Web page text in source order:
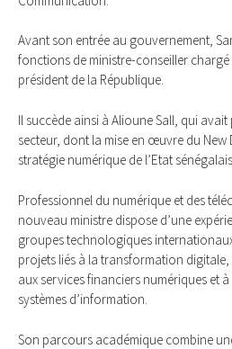
Avant son entrée au gouvernement,
fonctions de ministre-conseiller
président de la République.
Il succède ainsi à Alioune Sall, qui
secteur, dont la mise en œuvre du
stratégie numérique de l’Etat
Professionnel du numérique et des
nouveau ministre dispose d’une
groupes technologiques
projets liés à la transformation
aux services financiers numériques et
systèmes d’information.
Son parcours académique combine